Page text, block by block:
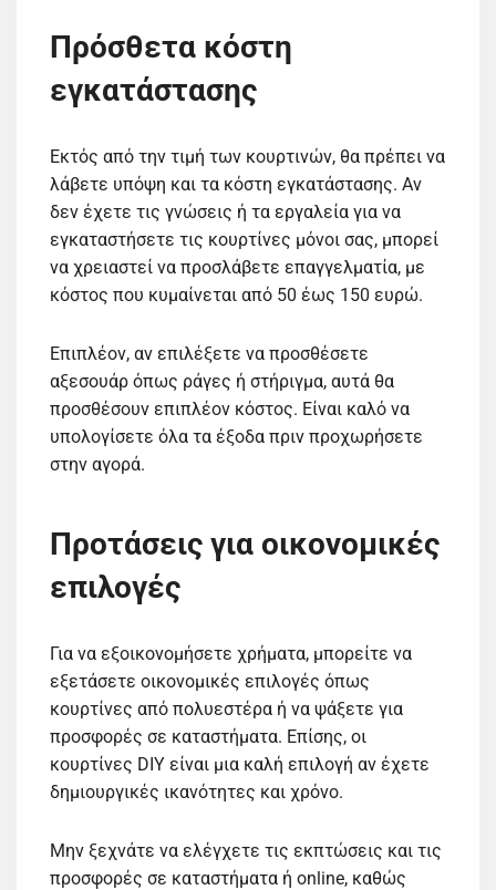
Πρόσθετα κόστη
εγκατάστασης
Εκτός από την τιμή των κουρτινών, θα πρέπει να
λάβετε υπόψη και τα κόστη εγκατάστασης. Αν
δεν έχετε τις γνώσεις ή τα εργαλεία για να
εγκαταστήσετε τις κουρτίνες μόνοι σας, μπορεί
να χρειαστεί να προσλάβετε επαγγελματία, με
κόστος που κυμαίνεται από 50 έως 150 ευρώ.
Επιπλέον, αν επιλέξετε να προσθέσετε
αξεσουάρ όπως ράγες ή στήριγμα, αυτά θα
προσθέσουν επιπλέον κόστος. Είναι καλό να
υπολογίσετε όλα τα έξοδα πριν προχωρήσετε
στην αγορά.
Προτάσεις για οικονομικές
επιλογές
Για να εξοικονομήσετε χρήματα, μπορείτε να
εξετάσετε οικονομικές επιλογές όπως
κουρτίνες από πολυεστέρα ή να ψάξετε για
προσφορές σε καταστήματα. Επίσης, οι
κουρτίνες DIY είναι μια καλή επιλογή αν έχετε
δημιουργικές ικανότητες και χρόνο.
Μην ξεχνάτε να ελέγχετε τις εκπτώσεις και τις
προσφορές σε καταστήματα ή online, καθώς